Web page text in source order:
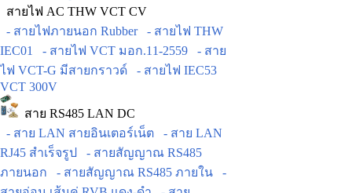
สายไฟ AC THW VCT CV
- สายไฟภายนอก Rubber
- สายไฟ THW
IEC01
- สายไฟ VCT มอก.11-2559
- สาย
ไฟ VCT-G มีสายกราวด์
- สายไฟ IEC53
VCT 300V
สาย RS485 LAN DC
- สาย LAN สายอินเตอร์เน็ต
- สาย LAN
RJ45 สำเร็จรูป
- สายสัญญาณ RS485
ภายนอก
- สายสัญญาณ RS485 ภายใน
-